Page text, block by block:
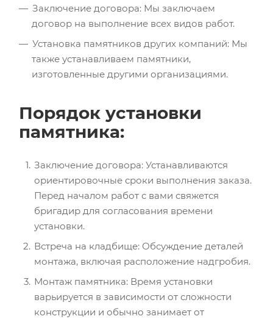
Заключение договора: Мы заключаем
договор на выполнение всех видов работ.
Установка памятников других компаний: Мы
также устанавливаем памятники,
изготовленные другими организациями.
Порядок установки
памятника:
Заключение договора: Устанавливаются
ориентировочные сроки выполнения заказа.
Перед началом работ с вами свяжется
бригадир для согласования времени
установки.
Встреча на кладбище: Обсуждение деталей
монтажа, включая расположение надгробия.
Монтаж памятника: Время установки
варьируется в зависимости от сложности
конструкции и обычно занимает от